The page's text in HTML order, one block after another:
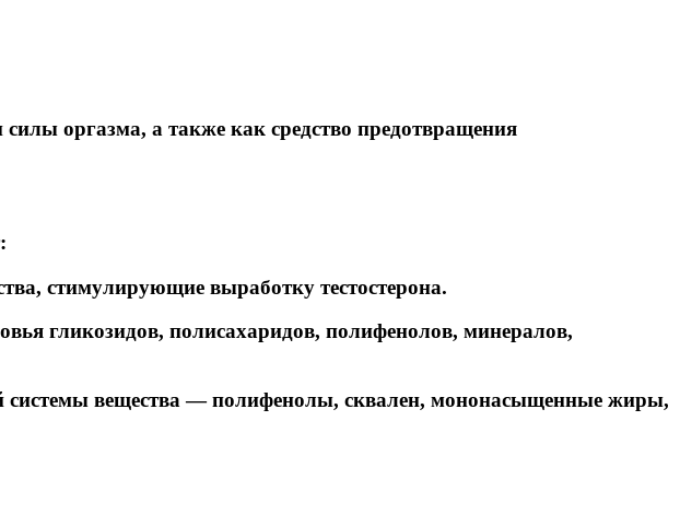
оргазма, а также как средство предотвращения
стимулирующие выработку тестостерона.
гликозидов, полисахаридов, полифенолов, минералов,
системы вещества ― полифенолы, сквален, мононасыщенные жиры,